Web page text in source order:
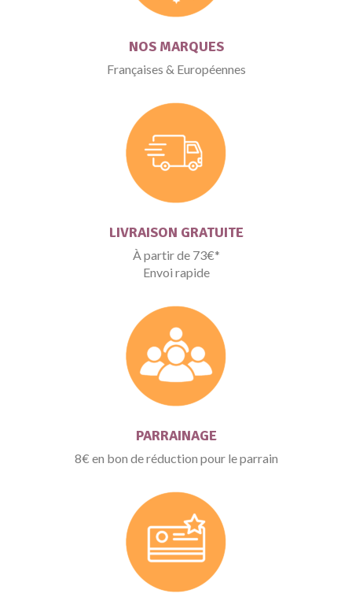
NOS MARQUES
Françaises & Européennes
LIVRAISON GRATUITE
À partir de 73€*
Envoi rapide
PARRAINAGE
8€ en bon de réduction pour le parrain